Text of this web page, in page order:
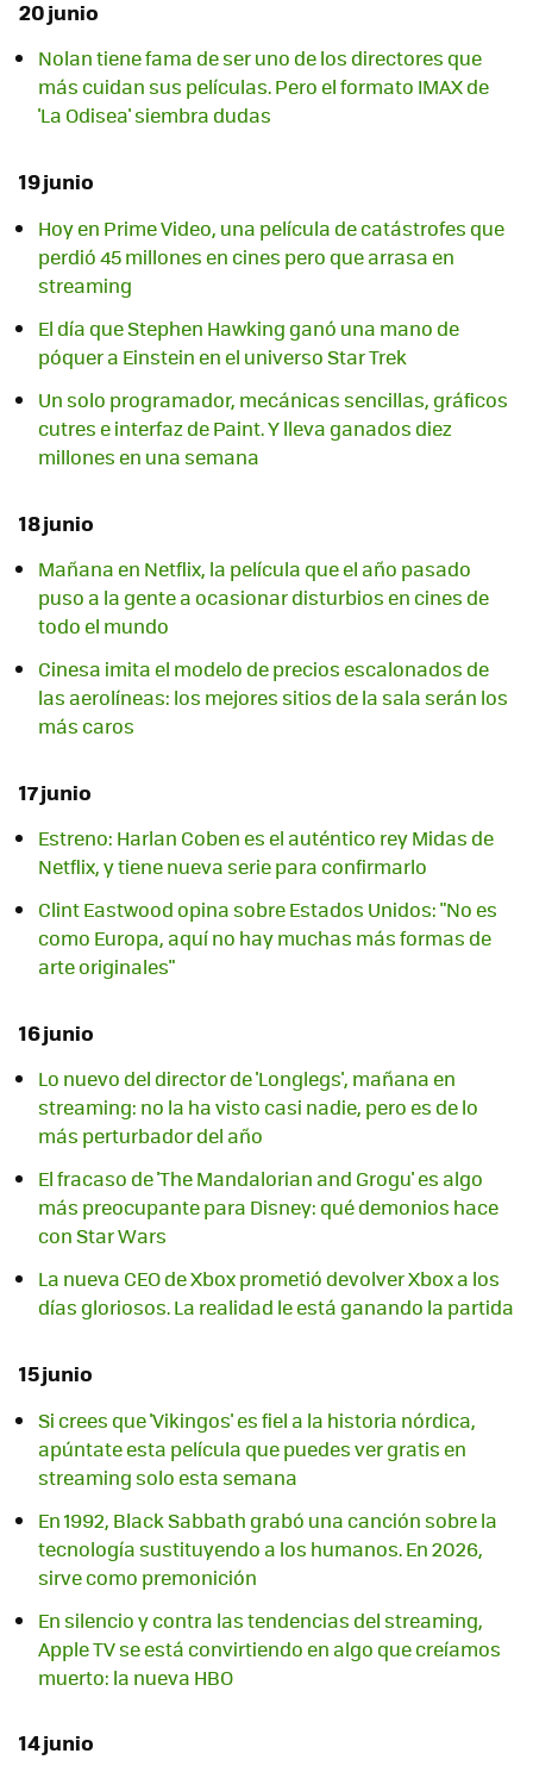
20 junio
Nolan tiene fama de ser uno de los directores que
más cuidan sus películas. Pero el formato IMAX de
'La Odisea' siembra dudas
19 junio
Hoy en Prime Video, una película de catástrofes que
perdió 45 millones en cines pero que arrasa en
streaming
El día que Stephen Hawking ganó una mano de
póquer a Einstein en el universo Star Trek
Un solo programador, mecánicas sencillas, gráficos
cutres e interfaz de Paint. Y lleva ganados diez
millones en una semana
18 junio
Mañana en Netflix, la película que el año pasado
puso a la gente a ocasionar disturbios en cines de
todo el mundo
Cinesa imita el modelo de precios escalonados de
las aerolíneas: los mejores sitios de la sala serán los
más caros
17 junio
Estreno: Harlan Coben es el auténtico rey Midas de
Netflix, y tiene nueva serie para confirmarlo
Clint Eastwood opina sobre Estados Unidos: "No es
como Europa, aquí no hay muchas más formas de
arte originales"
16 junio
Lo nuevo del director de 'Longlegs', mañana en
streaming: no la ha visto casi nadie, pero es de lo
más perturbador del año
El fracaso de 'The Mandalorian and Grogu' es algo
más preocupante para Disney: qué demonios hace
con Star Wars
La nueva CEO de Xbox prometió devolver Xbox a los
días gloriosos. La realidad le está ganando la partida
15 junio
Si crees que 'Vikingos' es fiel a la historia nórdica,
apúntate esta película que puedes ver gratis en
streaming solo esta semana
En 1992, Black Sabbath grabó una canción sobre la
tecnología sustituyendo a los humanos. En 2026,
sirve como premonición
En silencio y contra las tendencias del streaming,
Apple TV se está convirtiendo en algo que creíamos
muerto: la nueva HBO
14 junio